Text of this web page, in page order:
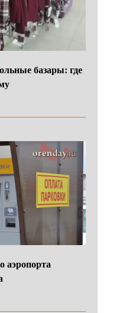
базары: где
аэропорта